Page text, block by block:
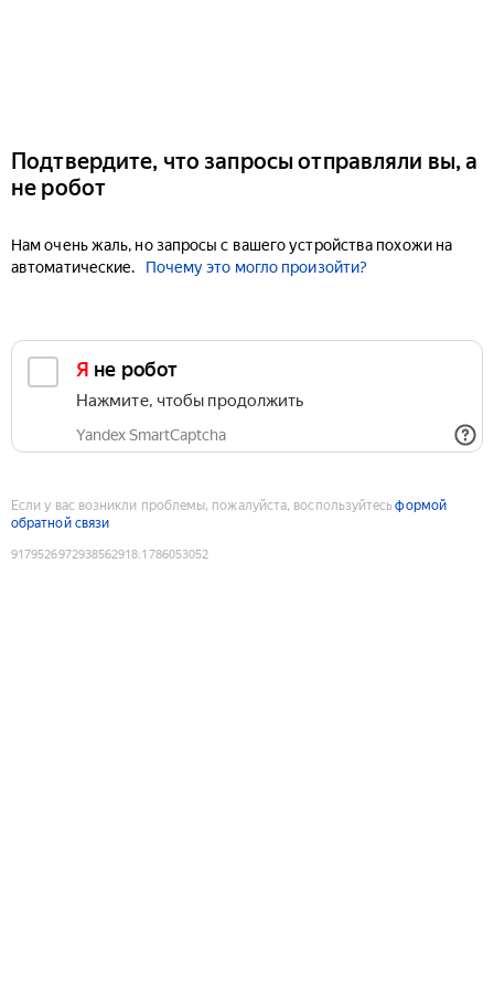
Подтвердите, что запросы отправляли вы, а
не робот
Нам очень жаль, но запросы с вашего устройства похожи на
автоматические.
Почему это могло произойти?
Я не робот
Нажмите, чтобы продолжить
Yandex SmartCaptcha
Если у вас возникли проблемы, пожалуйста, воспользуйтесьформой
обратной связи
9179526972938562918:1786053052